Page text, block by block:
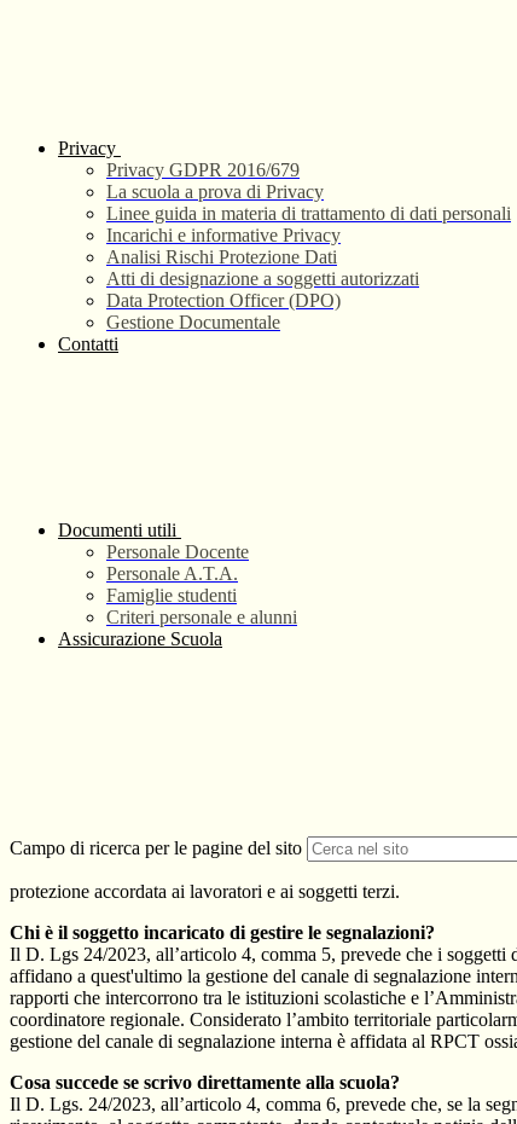
Privacy
Privacy GDPR 2016/679
La scuola a prova di Privacy
Linee guida in materia di trattamento di dati personali
Incarichi e informative Privacy
Analisi Rischi Protezione Dati
Atti di designazione a soggetti autorizzati
Data Protection Officer (DPO)
Gestione Documentale
Contatti
Documenti utili
Personale Docente
Personale A.T.A.
Famiglie studenti
Criteri personale e alunni
Assicurazione Scuola
Campo di ricerca per le pagine del sito
protezione accordata ai lavoratori e ai soggetti terzi.
Chi è il soggetto incaricato di gestire le segnalazioni?
Il D. Lgs 24/2023, all’articolo 4, comma 5, prevede che i
affidano a quest'ultimo la gestione del canale di segnalazione
rapporti che intercorrono tra le istituzioni scolastiche e
coordinatore regionale. Considerato l’ambito territoriale
gestione del canale di segnalazione interna è affidata al RPCT
Cosa succede se scrivo direttamente alla scuola?
Il D. Lgs. 24/2023, all’articolo 4, comma 6, prevede che, se la